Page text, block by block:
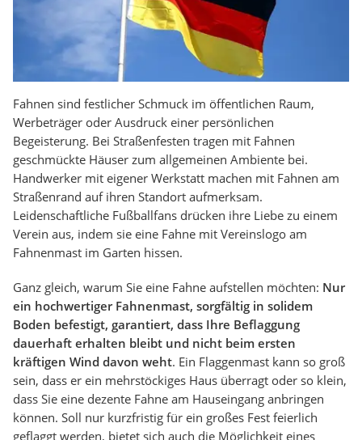
Fahnen sind festlicher Schmuck im öffentlichen Raum,
Werbeträger oder Ausdruck einer persönlichen
Begeisterung. Bei Straßenfesten tragen mit Fahnen
geschmückte Häuser zum allgemeinen Ambiente bei.
Handwerker mit eigener Werkstatt machen mit Fahnen am
Straßenrand auf ihren Standort aufmerksam.
Leidenschaftliche Fußballfans drücken ihre Liebe zu einem
Verein aus, indem sie eine Fahne mit Vereinslogo am
Fahnenmast im Garten hissen.
Ganz gleich, warum Sie eine Fahne aufstellen möchten: Nur
ein hochwertiger Fahnenmast, sorgfältig in solidem
Boden befestigt, garantiert, dass Ihre Beflaggung
dauerhaft erhalten bleibt und nicht beim ersten
kräftigen Wind davon weht. Ein Flaggenmast kann so groß
sein, dass er ein mehrstöckiges Haus überragt oder so klein,
dass Sie eine dezente Fahne am Hauseingang anbringen
können. Soll nur kurzfristig für ein großes Fest feierlich
geflaggt werden, bietet sich auch die Möglichkeit eines